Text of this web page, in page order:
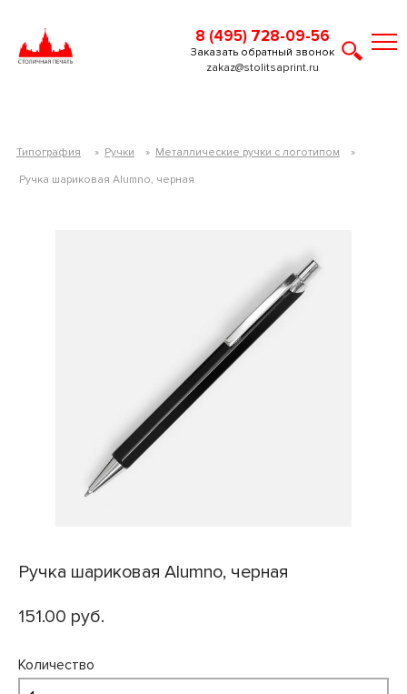
8 (495) 728-09-56
zakaz@stolitsaprint.ru
Заказать обратный звонок
Типография » Ручки » Металлические ручки с логотипом
»
Ручка шариковая Alumno, черная
Ручка шариковая Alumno, черная
151.00 руб.
Количество